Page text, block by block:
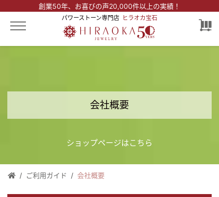
創業50年、 お喜びの声20,000件以上の実績！
パワーストーン専門店 ヒラオカ宝石
会社概要
ショップページはこちら
ご利用ガイド 会社概要